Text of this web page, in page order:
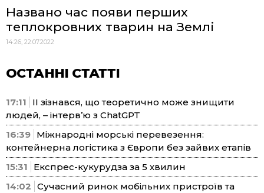
Названо час появи перших
теплокровних тварин на Землі
14:26, 22.07.2022
ОСТАННІ СТАТТІ
17:11
ІІ зізнався, що теоретично може знищити
людей, – інтерв’ю з ChatGPT
16:39 Міжнародні морські перевезення:
контейнерна логістика з Європи без зайвих етапів
15:31
Експрес-кукурудза за 5 хвилин
14:02 Сучасний ринок мобільних пристроїв та